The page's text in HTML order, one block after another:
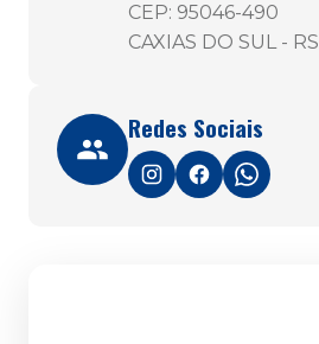
CEP: 95046-490
CAXIAS DO SUL - RS
Redes Sociais